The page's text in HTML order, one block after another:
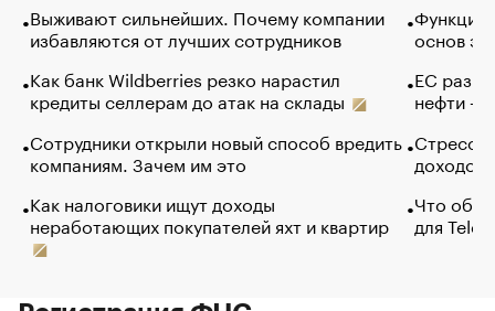
Выживают сильнейших. Почему компании
избавляются от лучших сотрудников
Как банк Wildberries резко нарастил
кредиты селлерам до атак на склады
Сотрудники открыли новый способ вредить
компаниям. Зачем им это
Как налоговики ищут доходы
неработающих покупателей яхт и квартир
Функции
основ
ЕС
нефти —
Стресс
доходов
Что
для